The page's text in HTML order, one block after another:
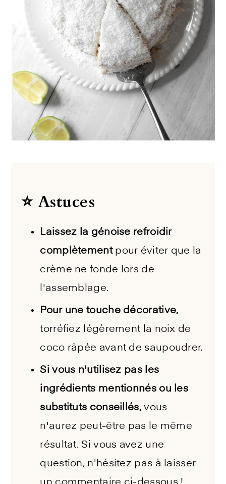
⭐️ Astuces
Laissez la génoise refroidir
complètement pour éviter que la
crème ne fonde lors de
l'assemblage.
Pour une touche décorative,
torréfiez légèrement la noix de
coco râpée avant de saupoudrer.
Si vous n'utilisez pas les
ingrédients mentionnés ou les
substituts conseillés, vous
n'aurez peut-être pas le même
résultat. Si vous avez une
question, n'hésitez pas à laisser